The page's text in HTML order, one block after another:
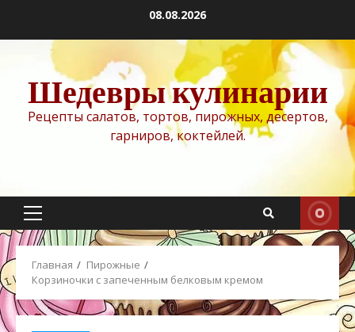
содержимому
08.08.2026
Шедевры кулинарии
Рецепты салатов, тортов, пирожных, десертов,
гарниров, коктейлей.
Основное
меню
Главная
Пирожные
Корзиночки с запеченным белковым кремом